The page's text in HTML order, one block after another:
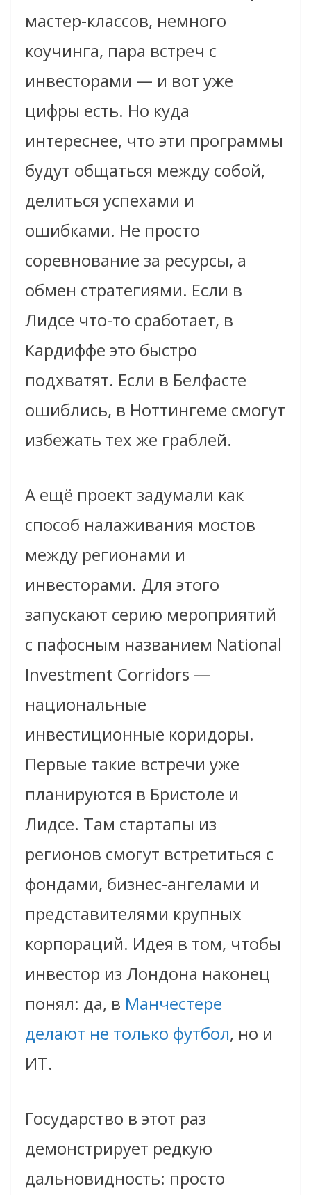
мастер-классов, немного
коучинга, пара встреч с
инвесторами — и вот уже
цифры есть. Но куда
интереснее, что эти программы
будут общаться между собой,
делиться успехами и
ошибками. Не просто
соревнование за ресурсы, а
обмен стратегиями. Если в
Лидсе что-то сработает, в
Кардиффе это быстро
подхватят. Если в Белфасте
ошиблись, в Ноттингеме смогут
избежать тех же граблей.
А ещё проект задумали как
способ налаживания мостов
между регионами и
инвесторами. Для этого
запускают серию мероприятий
с пафосным названием National
Investment Corridors —
национальные
инвестиционные коридоры.
Первые такие встречи уже
планируются в Бристоле и
Лидсе. Там стартапы из
регионов смогут встретиться с
фондами, бизнес-ангелами и
представителями крупных
корпораций. Идея в том, чтобы
инвестор из Лондона наконец
понял: да, в Манчестере
делают не только футбол, но и
ИТ.
Государство в этот раз
демонстрирует редкую
дальновидность: просто